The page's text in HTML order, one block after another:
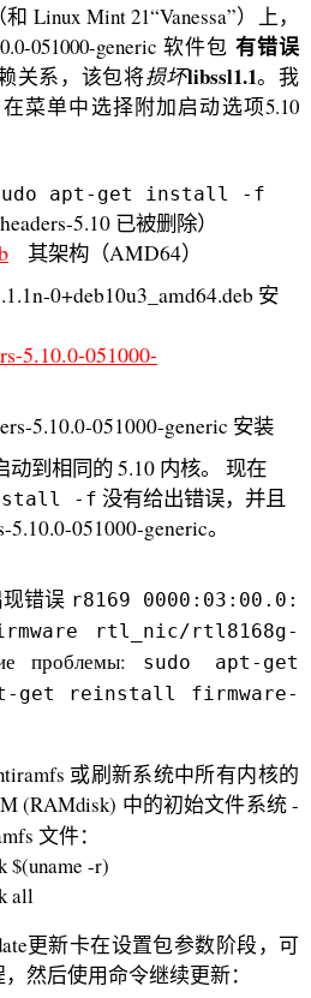
Linux Mint 21“Vanessa”）上，
051000-generic 软件包 有错误
关系，该包将损坏libssl1.1。我
菜单中选择附加启动选项5.10
apt-get install -f
5.10 已被删除）
其架构（AMD64）
0+deb10u3_amd64.deb 安
5.10.0-051000-
5.10.0-051000-generic 安装
动到相同的 5.10 内核。 现在
-f 没有给出错误，并且
051000-generic。
现错误 r8169 0000:03:00.0:
rtl_nic/rtl8168g-
проблемы:
sudo apt-get
get reinstall firmware-
或刷新系统中所有内核的
(RAMdisk) 中的初始文件系统 -
文件：
$(uname -r)
all
更新卡在设置包参数阶段，可
然后使用命令继续更新：